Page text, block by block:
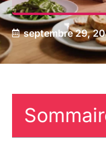
septembre 29,